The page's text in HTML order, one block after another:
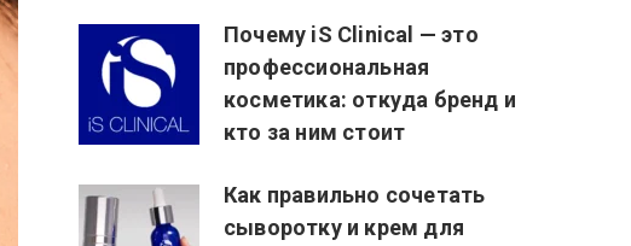
Почему iS Clinical — это
профессиональная
косметика: откуда бренд и
кто за ним стоит
Как правильно сочетать
сыворотку и крем для